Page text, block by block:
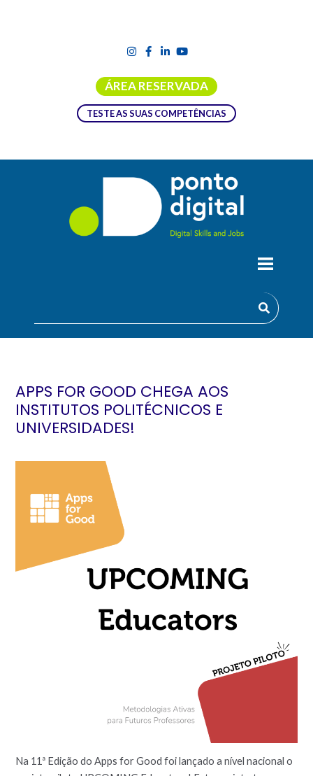
ÁREA RESERVADA
TESTE AS SUAS COMPETÊNCIAS
APPS FOR GOOD CHEGA AOS
INSTITUTOS POLITÉCNICOS E
UNIVERSIDADES!
Na 11ª Edição do Apps for Good foi lançado a nível nacional o